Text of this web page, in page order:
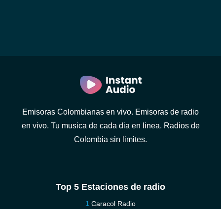
Emisoras Colombianas en vivo. Emisoras de radio
en vivo. Tu musica de cada dia en linea. Radios de
Colombia sin limites.
Top 5 Estaciones de radio
Caracol Radio